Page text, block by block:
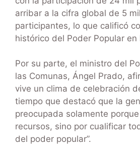
arribar a la cifra global de 5
participantes, lo que calificó
histórico del Poder Popular
Por su parte, el ministro del
las Comunas, Ángel Prado,
vive un clima de celebración
tiempo que destacó que la
preocupada solamente
recursos, sino por cualificar
del poder popular”.